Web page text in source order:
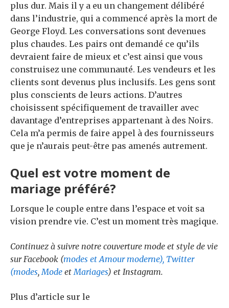
plus dur. Mais il y a eu un changement délibéré
dans l’industrie, qui a commencé après la mort de
George Floyd. Les conversations sont devenues
plus chaudes. Les pairs ont demandé ce qu’ils
devraient faire de mieux et c’est ainsi que vous
construisez une communauté. Les vendeurs et les
clients sont devenus plus inclusifs. Les gens sont
plus conscients de leurs actions. D’autres
choisissent spécifiquement de travailler avec
davantage d’entreprises appartenant à des Noirs.
Cela m’a permis de faire appel à des fournisseurs
que je n’aurais peut-être pas amenés autrement.
Quel est votre moment de
mariage préféré?
Lorsque le couple entre dans l’espace et voit sa
vision prendre vie. C’est un moment très magique.
Continuez à suivre notre couverture mode et style de vie
sur Facebook (modes etAmour moderne), Twitter
(modes,Mode etMariages) et Instagram.
Plus d’article sur le